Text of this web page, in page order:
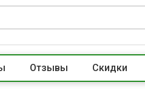
Отзывы Скидки